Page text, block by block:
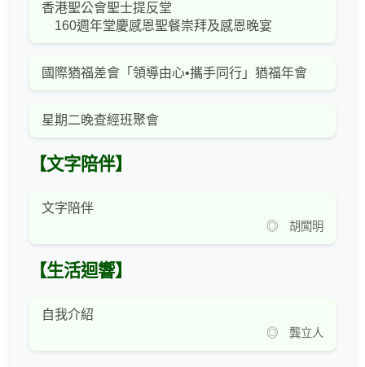
香港聖公會聖士提反堂
160週年堂慶感恩聖餐崇拜及感恩晚宴
國際猶福差會「領導由心•攜手同行」猶福年會
星期二晚查經班聚會
【文字陪伴】
文字陪伴
◎ 胡闖明
【生活迴響】
自我介紹
◎ 龔立人